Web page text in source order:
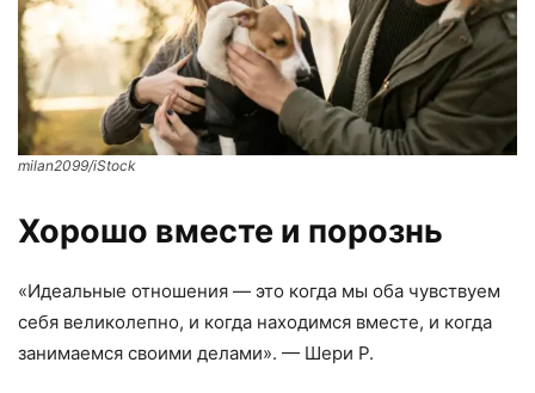
milan2099/iStock
Хорошо вместе и порознь
«Идеальные отношения — это когда мы оба чувствуем
себя великолепно, и когда находимся вместе, и когда
занимаемся своими делами». — Шери Р.